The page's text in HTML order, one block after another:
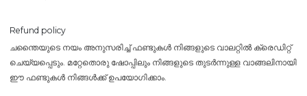
Refund policy
ചന്തൈയുടെ നയം അനുസരിച്ച് ഫണ്ടുകൾ നിങ്ങളുടെ വാലറ്റിൽ ക്രെഡിറ്റ്
ചെയ്യപ്പെടും. മറ്റേതൊരു ഷോപ്പിലും നിങ്ങളുടെ തുടർന്നുള്ള വാങ്ങലിനായി
ഈ ഫണ്ടുകൾ നിങ്ങൾക്ക് ഉപയോഗിക്കാം.